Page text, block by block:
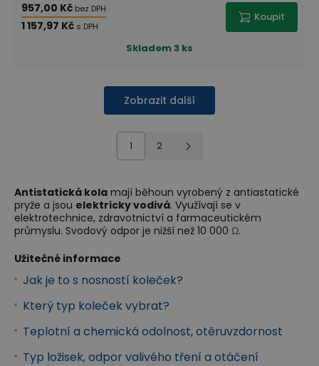
957,00 Kč bez DPH
1 157,97 Kč s DPH
Koupit
Skladem3 ks
Zobrazit další
1 2
Antistatická kola mají běhoun vyrobený z antiastatické
pryže a jsou elektricky vodivá. Využívají se v
elektrotechnice, zdravotnictví a farmaceutickém
průmyslu. Svodový odpor je nižší než 10 000 Ω.
Užitečné informace
Jak je to s nosností koleček?
Který typ koleček vybrat?
Teplotní a chemická odolnost, otěruvzdornost
Typ ložisek, odpor valivého tření a otáčení